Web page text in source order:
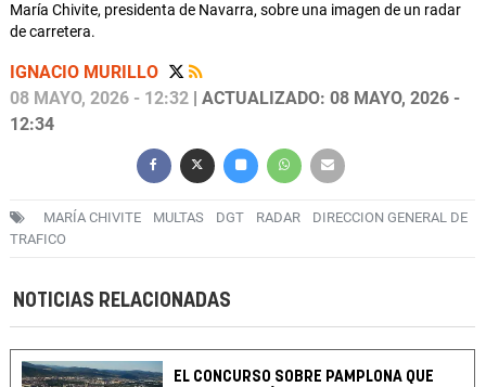
María Chivite, presidenta de Navarra, sobre una imagen de un radar
de carretera.
IGNACIO MURILLO
08 MAYO, 2026 - 12:32 | ACTUALIZADO: 08 MAYO, 2026 -
12:34
MARÍA CHIVITE MULTAS DGT RADAR
DIRECCION GENERAL DE
TRAFICO
NOTICIAS RELACIONADAS
EL CONCURSO SOBRE PAMPLONA QUE